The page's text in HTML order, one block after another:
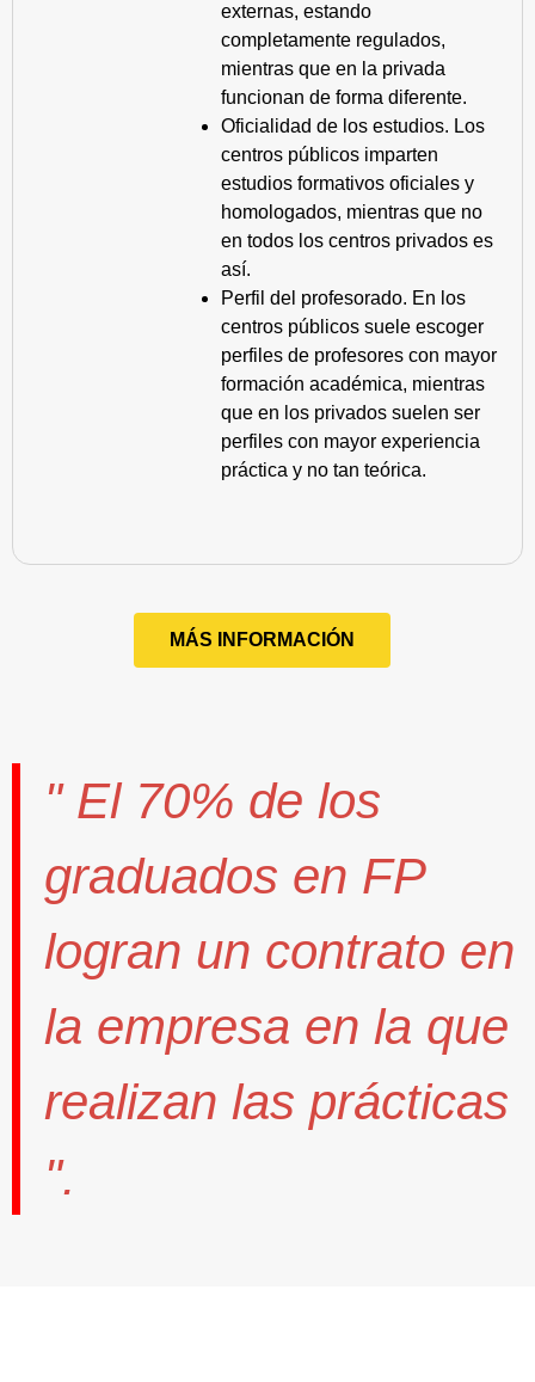
externas, estando
completamente regulados,
mientras que en la privada
funcionan de forma diferente.
Oficialidad de los estudios. Los
centros públicos imparten
estudios formativos oficiales y
homologados, mientras que no
en todos los centros privados es
así.
Perfil del profesorado. En los
centros públicos suele escoger
perfiles de profesores con mayor
formación académica, mientras
que en los privados suelen ser
perfiles con mayor experiencia
práctica y no tan teórica.
MÁS INFORMACIÓN
" El 70% de los
graduados en FP
logran un contrato en
la empresa en la que
realizan las prácticas
".